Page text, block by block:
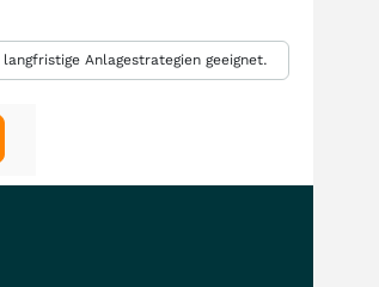
Anlagestrategien geeignet.